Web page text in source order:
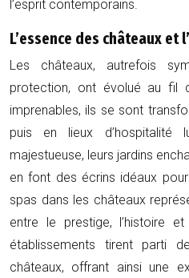
l’esprit contemporains.
L’essence des châteaux et
Les châteaux, autrefois
protection, ont évolué au fil
imprenables, ils se sont
puis en lieux d’hospitalité
majestueuse, leurs jardins
en font des écrins idéaux
spas dans les châteaux
entre le prestige, l’histoire
établissements tirent parti
châteaux, offrant ainsi une